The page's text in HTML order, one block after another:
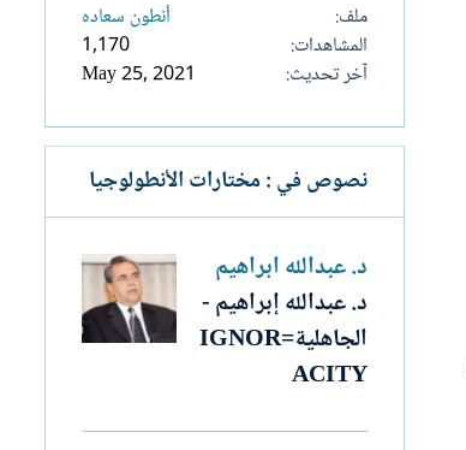
ملف
أنطون سعاده
المشاهدات
1,170
آخر تحديث
May 25, 2021
نصوص في : مختارات الأنطولوجيا
د. عبدالله ابراهيم
د. عبدالله إبراهيم -
الجاهلية=IGNOR
ACITY